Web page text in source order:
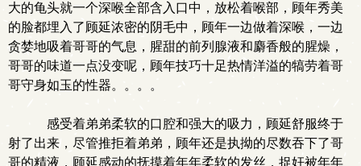
大的龟头就一个深喉全部含入口中，放松着喉部，顾年秀美
的脸都埋入了顾延浓密的阴毛中，顾年一边做着深喉，一边
贪婪地吸着哥哥的气息，腥甜的前列腺液和麝香般的腥燥，
哥哥的味道一点没变呢，顾年技巧十足热情洋溢的犒劳着哥
哥守身如玉的性器。。。。
感受着弟弟柔软的口腔和强大的吸力，顾延舒服终于
射了出来，尽管推拒着弟弟，顾年还是执拗的尽数吞下了哥
哥的精液，顾延感动的抚摸着年年柔软的发丝，捉奸被年年